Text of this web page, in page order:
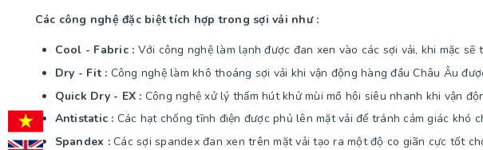
Các công nghệ đặc biệt tích hợp trong sợi vải như :
Cool - Fabric : Với công nghệ làm lạnh được đan xen vào các sợi vải, khi mặc sẽ
Dry - Fit : Công nghệ làm khô thoáng sợi vải khi vận động hàng đầu Châu Âu
Quick Dry - EX : Công nghệ xử lý thấm hút khử mùi mồ hôi siêu nhanh khi vận
Antistatic : Các hạt chống tĩnh điện được phủ lên mặt vải để tránh cảm giác khó
Spandex :Các sợi spandex đan xen trên mặt vải tạo ra một độ co giãn cực tốt